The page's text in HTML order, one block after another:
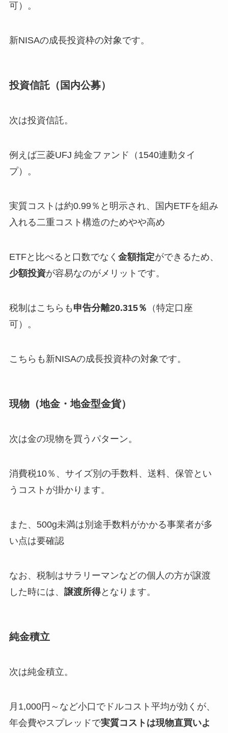
可）。
新NISAの成長投資枠の対象です。
投資信託（国内公募）
次は投資信託。
例えば三菱UFJ 純金ファンド（1540連動タイ
プ）。
実質コストは約0.99％と明示され、国内ETFを組み
入れる二重コスト構造のためやや高め
ETFと比べると口数でなく 金額指定ができるため、
少額投資が容易なのがメリットです。
税制はこちらも 申告分離20.315％ （特定口座
可）。
こちらも新NISAの成長投資枠の対象です。
現物（地金・地金型金貨）
次は金の現物を買うパターン。
消費税10％、サイズ別の手数料、送料、保管とい
うコストが掛かります。
また、500g未満は別途手数料がかかる事業者が多
い点は要確認
なお、税制はサラリーマンなどの個人の方が譲渡
した時には、 譲渡所得となります。
純金積立
次は純金積立。
月1,000円～など小口でドルコスト平均が効くが、
年会費やスプレッドで実質コストは現物直買いよ